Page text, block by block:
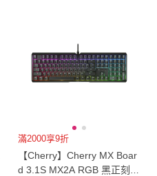
滿2000享9折
【Cherry】Cherry MX Boar
d 3.1S MX2A RGB 黑正刻